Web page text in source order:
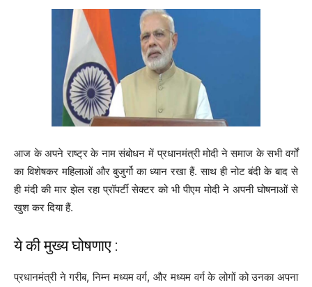
आज के अपने राष्ट्र के नाम संबोधन में प्रधानमंत्री मोदी ने समाज के सभी वर्गों
का विशेषकर महिलाओं और बुजुर्गो का ध्यान रखा हैं. साथ ही नोट बंदी के बाद से
ही मंदी की मार झेल रहा प्रॉपर्टी सेक्टर को भी पीएम मोदी ने अपनी घोषनाओं से
खुश कर दिया हैं.
ये की मुख्य घोषणाए :
प्रधानमंत्री ने गरीब, निम्न मध्यम वर्ग, और मध्यम वर्ग के लोगों को उनका अपना